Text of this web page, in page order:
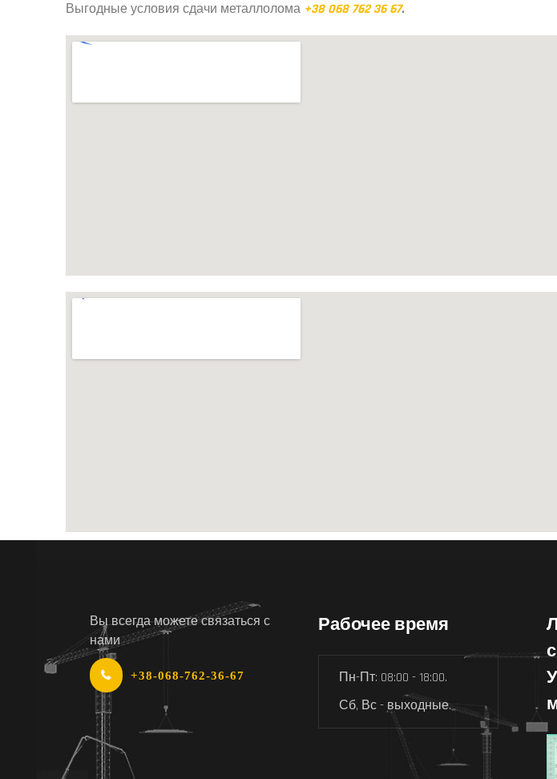
Выгодные условия сдачи металлолома +38 068 762 36 67.
Вы всегда можете связаться с
нами
+38-068-762-36-67
Рабочее время
Пн-Пт: 08:00 - 18:00.
Сб, Вс - выходные.